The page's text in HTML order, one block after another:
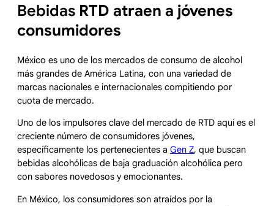
Bebidas RTD atraen a jóvenes
consumidores
México es uno de los mercados de consumo de alcohol
más grandes de América Latina, con una variedad de
marcas nacionales e internacionales compitiendo por
cuota de mercado.
Uno de los impulsores clave del mercado de RTD aquí es el
creciente número de consumidores jóvenes,
específicamente los pertenecientes a Gen Z, que buscan
bebidas alcohólicas de baja graduación alcohólica pero
con sabores novedosos y emocionantes.
En México, los consumidores son atraídos por la